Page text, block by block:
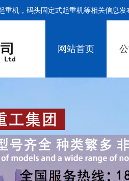
重机，码头固定式起重机等相关信息发
网站首页